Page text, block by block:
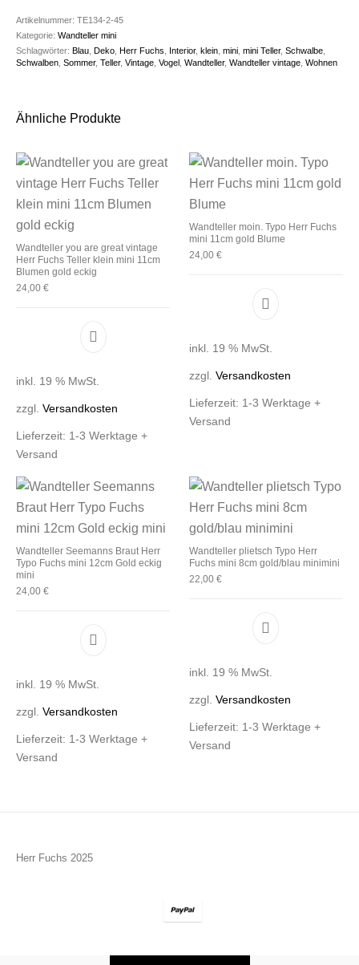
Artikelnummer:TE134-2-45
Kategorie:Wandteller mini
Schlagwörter:Blau ,Deko ,Herr Fuchs Interior,klein ,mini ,mini Teller,Schwalbe
Schwalben ,Sommer,Teller,Vintage ,Vogel ,Wandteller,Wandteller vintage ,Wohnen
Ähnliche Produkte
Wandteller you are great vintage
Herr Fuchs Teller klein mini 11cm
Blumen gold eckig
24,00€
inkl. 19 % MwSt.
zzgl.Versandkosten
Lieferzeit: 1-3 Werktage +
Versand
Wandteller moin. Typo Herr Fuchs
mini 11cm gold Blume
24,00 €
inkl. 19 % MwSt.
zzgl. Versandkosten
Lieferzeit: 1-3 Werktage +
Versand
Wandteller Seemanns Braut Herr
Typo Fuchs mini 12cm Gold eckig
mini
24,00€
inkl. 19 % MwSt.
zzgl.Versandkosten
Lieferzeit: 1-3 Werktage +
Versand
Wandteller plietsch Typo Herr
Fuchs mini 8cm gold/blau minimini
22,00 €
inkl. 19 % MwSt.
zzgl. Versandkosten
Lieferzeit: 1-3 Werktage +
Versand
Herr Fuchs 2025